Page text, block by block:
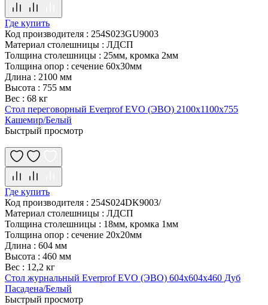
Где купить
Код производителя : 254S023GU9003
Материал столешницы : ЛДСП
Толщина столешницы : 25мм, кромка 2мм
Толщина опор : сечение 60х30мм
Длина : 2100 мм
Высота : 755 мм
Вес : 68 кг
Стол переговорный Everprof EVO (ЭВО) 2100х1100x755
Кашемир/Белый
Быстрый просмотр
Где купить
Код производителя : 254S024DK9003/
Материал столешницы : ЛДСП
Толщина столешницы : 18мм, кромка 1мм
Толщина опор : сечение 20х20мм
Длина : 604 мм
Высота : 460 мм
Вес : 12,2 кг
Стол журнальный Everprof EVO (ЭВО) 604х604х460 Дуб
Пасадена/Белый
Быстрый просмотр